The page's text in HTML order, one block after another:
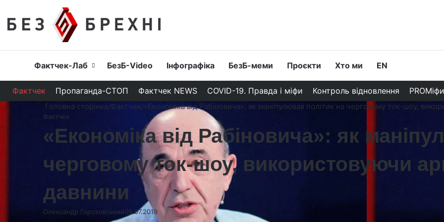
Головна
Фактчек-Лаб БезБ-Video Інфографіка БезБ-меми Проєкти Хто ми EN
Фактчек Пропаганда-СТОП Фактчек NEWS COVID-19. Правда і міфи Контроль відновлення PROМіфи
Головна сторінка/Фактчек/«Економіка від Рабіновича»: як маніпулював політик на черговому ток-шоу,
Фактчек
«Економіка від Рабіновича»: як
черговому ток-шоу, використовуючи
давнини
Олександр Гороховський09.07.2019